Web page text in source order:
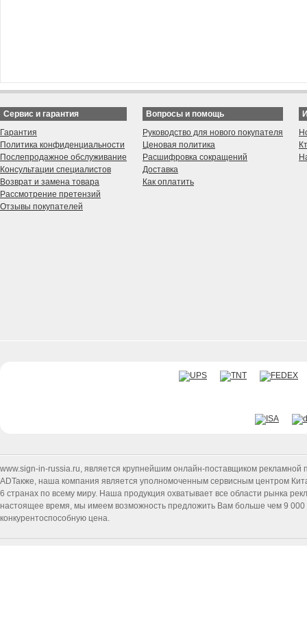
Сервис и гарантия
Гарантия
Политика конфиденциальности
Послепродажное обслуживание
Консультации специалистов
Возврат и замена товара
Рассмотрение претензий
Отзывы покупателей
Вопросы и помощь
Руководство для нового покупателя
Ценовая политика
Расшифровка сокращений
Доставка
Как оплатить
www.sign-in-russia.ru, является крупнейшим онлайн-поставщиком рекламной
ADТакже, наша компания является уполномоченным сервисным центром
6 странах по всему миру. Наша продукция охватывает все области рынка
настоящее время, мы имеем возможность предложить Вам больше чем 9 000
конкурентоспособную цена.